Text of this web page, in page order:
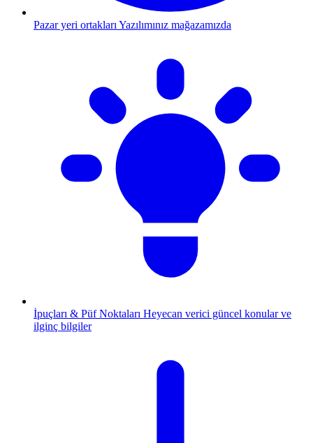
Pazar yeri ortakları Yazılımınız mağazamızda
İpuçları & Püf Noktaları Heyecan verici güncel konular ve
ilginç bilgiler